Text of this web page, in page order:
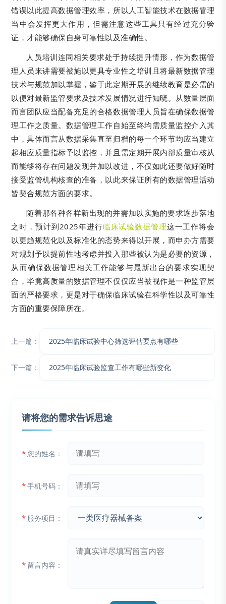
错误以此提高数据管理效率，所以人工智能技术在数据管理
当中会发挥更大作用，但需注意这些工具只有经过充分验
证，才能够确保自身可靠性以及准确性。
人员培训连同相关要求处于持续提升情形，作为数据管
理人员来讲需要被施以更具专业性之培训且将最新数据管理
技术与规范加以掌握，鉴于此定期开展的继续教育是必需的
以便对最新监管要求及技术发展情况进行知晓。从数量层面
而言团队应当配备充足的合格数据管理人员旨在确保数据管
理工作之质量。数据管理工作自始至终均需质量监控介入其
中，具体而言从数据采集直至归档的每一个环节均应当建立
起相应质量指标予以监控，并且需定期开展内部质量审核从
而能够将存在问题发现并加以改进，不仅如此还要做好随时
接受监管机构核查的准备，以此来保证所有的数据管理活动
皆契合规范方面的要求。
随着那各种各样新出现的并需加以实施的要求逐步落地
之时，预计到2025年进行临床试验数据管理这一工作将会
以更趋规范化以及标准化的态势来得以开展，而申办方需要
对规划予以提前性地考虑并投入那些被认为是必要的资源，
从而确保数据管理相关工作能够与最新出台的要求实现契
合，毕竟高质量的数据管理不仅仅应当被视作是一种监管层
面的严格要求，更是对于确保临床试验在科学性以及可靠性
方面的重要保障所在。
上一篇： 2025年临床试验中心筛选评估要点有哪些
下一篇： 2025年临床试验监查工作有哪些新变化
请将您的需求告诉思途
*您的姓名：
*手机号码：
* 服务项目：
* 留言内容：